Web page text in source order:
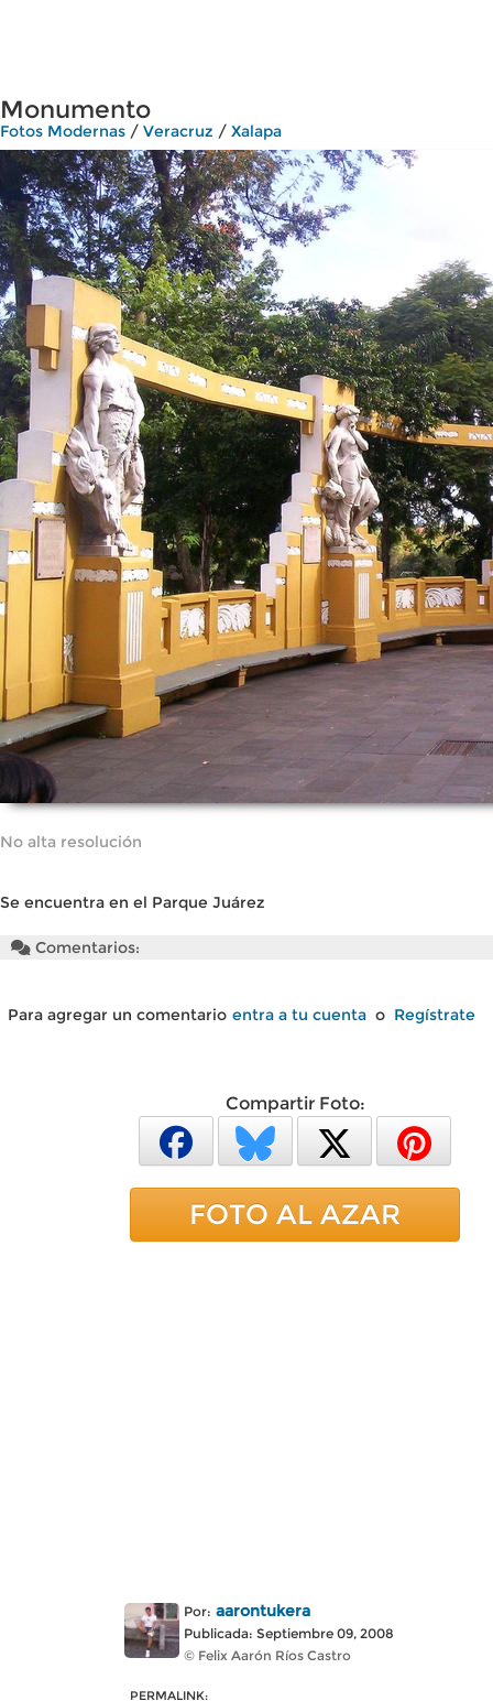
Monumento
Fotos Modernas / Veracruz / Xalapa
No alta resolución
Se encuentra en el Parque Juárez
Comentarios:
Para agregar un comentario entra a tu cuenta o Regístrate
Compartir Foto:
FOTO AL AZAR
Por: aarontukera
Publicada: Septiembre 09, 2008
© Felix Aarón Ríos Castro
PERMALINK: